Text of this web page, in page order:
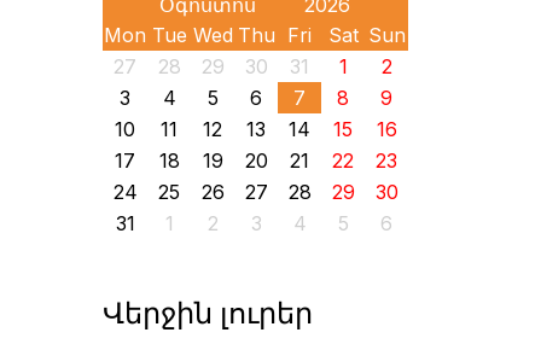
Mon Tue Wed Thu Fri Sat Sun
27
28 29 30 31 1
2
3
4 5 6 7 8
9
10
11 12 13 14 15
16
17
18 19 20 21 22
23
24
25 26 27 28 29
30
31
1 2 3 4 5 6
Վերջին լուրեր